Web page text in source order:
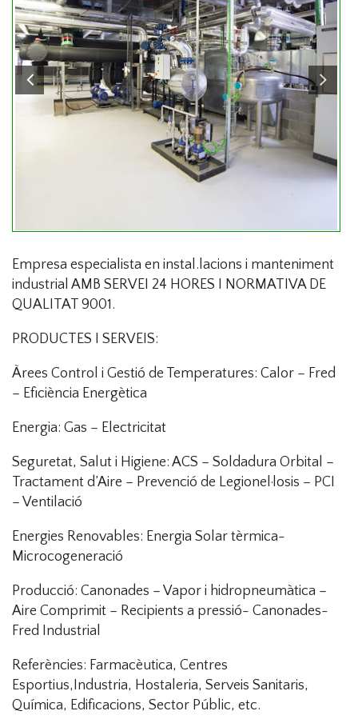
Empresa especialista en instal.lacions i manteniment
industrial AMB SERVEI 24 HORES I NORMATIVA DE
QUALITAT 9001.
PRODUCTES I SERVEIS:
Àrees Control i Gestió de Temperatures: Calor – Fred
– Eficiència Energètica
Energia: Gas – Electricitat
Seguretat, Salut i Higiene: ACS – Soldadura Orbital –
Tractament d’Aire – Prevenció de Legionel·losis – PCI
– Ventilació
Energies Renovables: Energia Solar tèrmica-
Microcogeneració
Producció: Canonades – Vapor i hidropneumàtica –
Aire Comprimit – Recipients a pressió- Canonades-
Fred Industrial
Referències: Farmacèutica, Centres
Esportius,Industria, Hostaleria, Serveis Sanitaris,
Química, Edificacions, Sector Públic, etc.